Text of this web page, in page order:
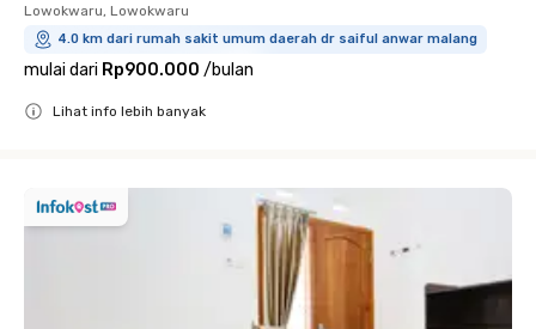
Lowokwaru, Lowokwaru
4.0 km dari rumah sakit umum daerah dr saiful anwar malang
mulai dari Rp900.000 /bulan
Lihat info lebih banyak